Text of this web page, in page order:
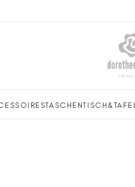
TASCHENTISCH&TAFEL